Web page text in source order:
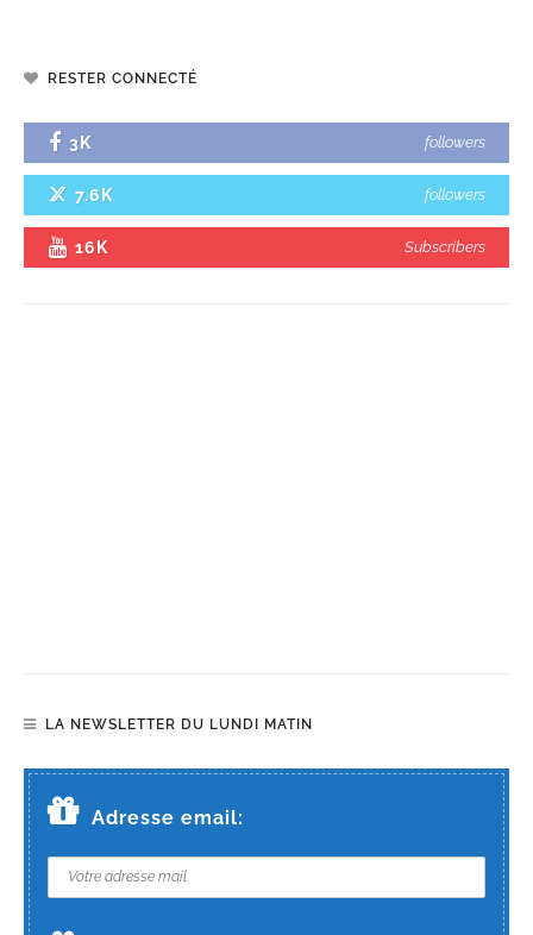
RESTER CONNECTÉ
3K followers
7.6K followers
16K Subscribers
LA NEWSLETTER DU LUNDI MATIN
Adresse email: